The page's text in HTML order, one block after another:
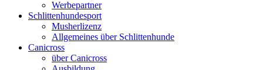
Werbepartner
Schlittenhundesport
Musherlizenz
Allgemeines über Schlittenhunde
Canicross
über Canicross